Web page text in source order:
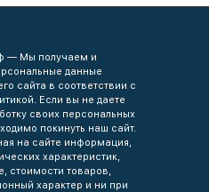
— Мы получаем и
данные
сайта в соответствии с
Если вы не даете
своих персональных
покинуть наш сайт.
на сайте информация,
характеристик,
стоимости товаров,
характер и ни при